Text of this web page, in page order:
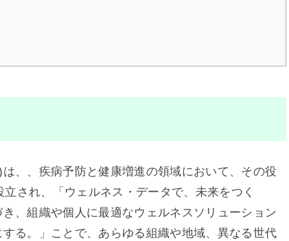
、、疾病予防と健康増進の領域において、その役
され、「ウェルネス・データで、未来をつく
、組織や個人に最適なウェルネスソリューション
る。」ことで、あらゆる組織や地域、異なる世代